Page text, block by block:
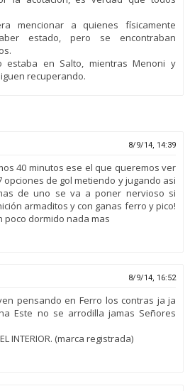
mencionar a quienes físicamente
estado, pero se encontraban
estaba en Salto, mientras Menoni y
recuperando.
8/9/14, 14:39
40 minutos ese el que queremos ver
opciones de gol metiendo y jugando asi
de uno se va a poner nervioso si
armaditos y con ganas ferro y pico!
poco dormido nada mas
8/9/14, 16:52
pensando en Ferro los contras ja ja
Este no se arrodilla jamas Señores
INTERIOR. (marca registrada)